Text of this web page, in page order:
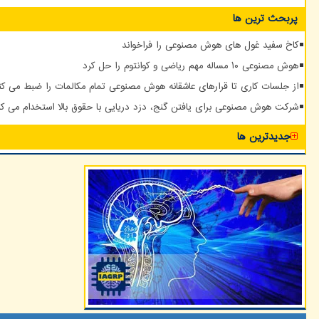
پربحث ترین ها
کاخ سفید غول های هوش مصنوعی را فراخواند
هوش مصنوعی ۱۰ مساله مهم ریاضی و کوانتوم را حل کرد
از جلسات کاری تا قرارهای عاشقانه هوش مصنوعی تمام مکالمات را ضبط می
شرکت هوش مصنوعی برای یافتن گنج، دزد دریایی با حقوق بالا استخدام می
جدیدترین ها